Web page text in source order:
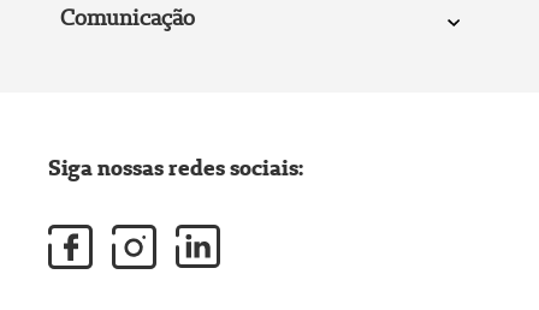
Comunicação
Siga nossas redes sociais: